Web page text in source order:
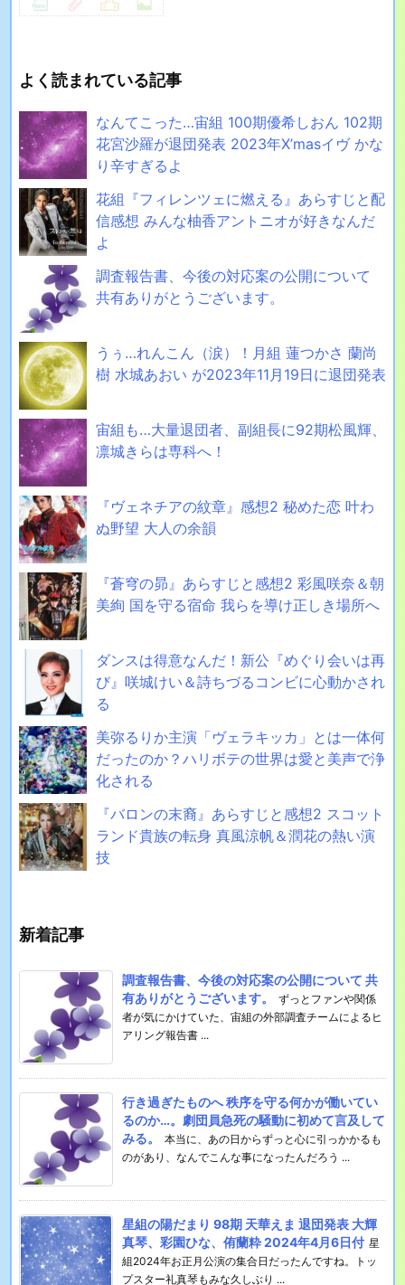
よく読まれている記事
なんてこった…宙組 100期優希しおん 102期
花宮沙羅が退団発表 2023年X’masイヴ かな
り辛すぎるよ
花組『フィレンツェに燃える』あらすじと配
信感想 みんな柚香アントニオが好きなんだ
よ
調査報告書、今後の対応案の公開について
共有ありがとうございます。
うぅ…れんこん（涙）！月組 蓮つかさ 蘭尚
樹 水城あおい が2023年11月19日に退団発表
宙組も…大量退団者、副組長に92期松風輝、
凛城きらは専科へ！
『ヴェネチアの紋章』感想2 秘めた恋 叶わ
ぬ野望 大人の余韻
『蒼穹の昴』あらすじと感想2 彩風咲奈＆朝
美絢 国を守る宿命 我らを導け正しき場所へ
ダンスは得意なんだ！新公『めぐり会いは再
び』咲城けい＆詩ちづるコンビに心動かされ
る
美弥るりか主演「ヴェラキッカ」とは一体何
だったのか？ハリボテの世界は愛と美声で浄
化される
『バロンの末裔』あらすじと感想2 スコット
ランド貴族の転身 真風涼帆＆潤花の熱い演
技
新着記事
調査報告書、今後の対応案の公開について 共
有ありがとうございます。
ずっとファンや関係
者が気にかけていた、宙組の外部調査チームによるヒ
アリング報告書 ...
行き過ぎたものへ 秩序を守る何かが働いてい
るのか…。劇団員急死の騒動に初めて言及して
みる。
本当に、あの日からずっと心に引っかかるも
のがあり、なんでこんな事になったんだろう ...
星組の陽だまり 98期 天華えま 退団発表 大輝
真琴、彩園ひな、侑蘭粋 2024年4月6日付 星
組2024年お正月公演の集合日だったんですね。トッ
プスター礼真琴もみな久しぶり ...